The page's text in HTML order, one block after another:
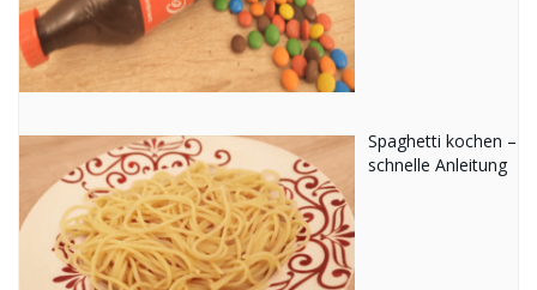
Spaghetti kochen –
schnelle Anleitung